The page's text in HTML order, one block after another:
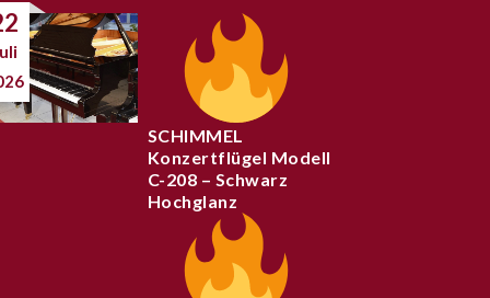
SCHIMMEL
Konzertflügel Modell
C-208 – Schwarz
Hochglanz